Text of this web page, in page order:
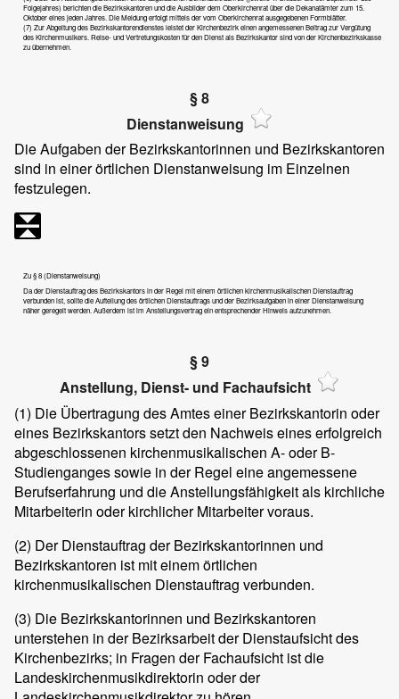
Folgejahres) berichten die Bezirkskantoren und die Ausbilder dem Oberkirchenrat über die Dekanatämter zum 15.
Oktober eines jeden Jahres. Die Meldung erfolgt mittels der vom Oberkirchenrat ausgegebenen Formblätter.
(7) Zur Abgeltung des Bezirkskantorendienstes leistet der Kirchenbezirk einen angemessenen Beitrag zur Vergütung
des Kirchenmusikers. Reise- und Vertretungskosten für den Dienst als Bezirkskantor sind von der Kirchenbezirkskasse
zu übernehmen.
§ 8
Dienstanweisung
Die Aufgaben der Bezirkskantorinnen und Bezirkskantoren
sind in einer örtlichen Dienstanweisung im Einzelnen
festzulegen.
Zu § 8 (Dienstanweisung)
Da der Dienstauftrag des Bezirkskantors in der Regel mit einem örtlichen kirchenmusikalischen Dienstauftrag
verbunden ist, sollte die Aufteilung des örtlichen Dienstauftrags und der Bezirksaufgaben in einer Dienstanweisung
näher geregelt werden. Außerdem ist im Anstellungsvertrag ein entsprechender Hinweis aufzunehmen.
§ 9
Anstellung, Dienst- und Fachaufsicht
(1) Die Übertragung des Amtes einer Bezirkskantorin oder
eines Bezirkskantors setzt den Nachweis eines erfolgreich
abgeschlossenen kirchenmusikalischen A- oder B-
Studienganges sowie in der Regel eine angemessene
Berufserfahrung und die Anstellungsfähigkeit als kirchliche
Mitarbeiterin oder kirchlicher Mitarbeiter voraus.
(2) Der Dienstauftrag der Bezirkskantorinnen und
Bezirkskantoren ist mit einem örtlichen
kirchenmusikalischen Dienstauftrag verbunden.
(3) Die Bezirkskantorinnen und Bezirkskantoren
unterstehen in der Bezirksarbeit der Dienstaufsicht des
Kirchenbezirks; in Fragen der Fachaufsicht ist die
Landeskirchenmusikdirektorin oder der